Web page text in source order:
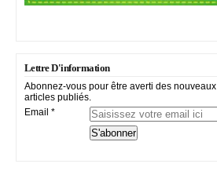
Lettre D'information
Abonnez-vous pour être averti des nouveaux
articles publiés.
Email